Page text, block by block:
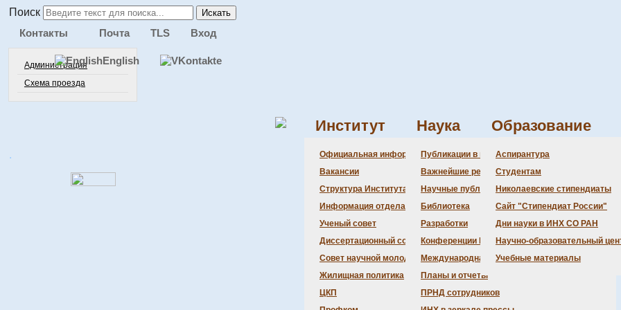
Поиск Искать
Контакты
Администрация
Схема проезда
Почта TLS Вход
English
Институт
Официальная информация
Администрация
Бланки
История Института
Локальные акты
Противодействие
Вакансии
Структура Института
Информация отдела кадров
Документация
Ученый совет
Состав совета
Повестка дня заседаний
Информация ученого
Диссертационный совет
Состав совета
Даты защит диссертаций
Шифры специальностей
Объявления о защитах
Предварительное
Совет научной молодежи
Состав СНМ
Жилищная политика
ЦКП
Новости науки
Награды
Наука
Публикации в ведущих журналах
Важнейшие результаты
Научные публикации сотрудников
Библиотека
Разработки
Конференции Института
Международная деятельность
Планы и отчеты
ПРНД сотрудников
Образование
Аспирантура
Студентам
Николаевские стипендиаты
Сайт "Стипендиат России"
Дни науки в ИНХ СО РАН
Научно-образовательный
Учебные материалы
.